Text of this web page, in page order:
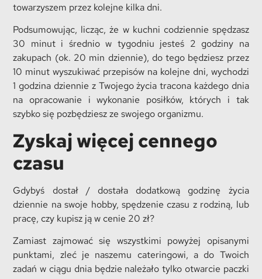
towarzyszem przez kolejne kilka dni.
Podsumowując, licząc, że w kuchni codziennie spędzasz
30 minut i średnio w tygodniu jesteś 2 godziny na
zakupach (ok. 20 min dziennie), do tego będziesz przez
10 minut wyszukiwać przepisów na kolejne dni, wychodzi
1 godzina dziennie z Twojego życia tracona każdego dnia
na opracowanie i wykonanie posiłków, których i tak
szybko się pozbędziesz ze swojego organizmu.
Zyskaj więcej cennego
czasu
Gdybyś dostał / dostała dodatkową godzinę życia
dziennie na swoje hobby, spędzenie czasu z rodziną, lub
pracę, czy kupisz ją w cenie 20 zł?
Zamiast zajmować się wszystkimi powyżej opisanymi
punktami, zleć je naszemu cateringowi, a do Twoich
zadań w ciągu dnia będzie należało tylko otwarcie paczki